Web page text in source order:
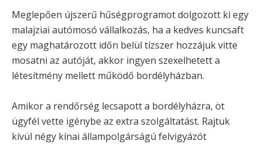
Meglepően újszerű hűségprogramot dolgozott ki egy
malajziai autómosó vállalkozás, ha a kedves kuncsaft
egy maghatározott időn belül tízszer hozzájuk vitte
mosatni az autóját, akkor ingyen szexelhetett a
létesítmény mellett működő bordélyházban.
Amikor a rendőrség lecsapott a bordélyházra, öt
ügyfél vette igénybe az extra szolgáltatást. Rajtuk
kívül négy kínai állampolgárságú felvigyázót